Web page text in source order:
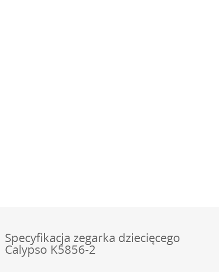
Specyfikacja zegarka dziecięcego
Calypso K5856-2